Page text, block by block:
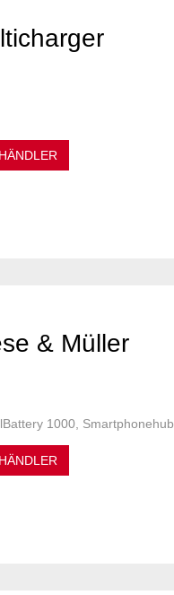
& Müller
1000, Smartphonehub.